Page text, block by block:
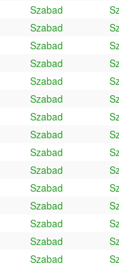
Szabad
Szabad
Szabad
Szabad
Szabad
Szabad
Szabad
Szabad
Szabad
Szabad
Szabad
Szabad
Szabad
Szabad
Szabad